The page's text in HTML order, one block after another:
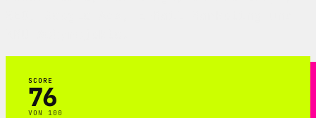
SCORE
76
VON 100